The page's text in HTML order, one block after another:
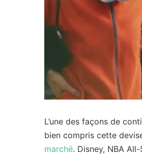
L’une des façons de
bien compris cette
marché. Disney, NBA